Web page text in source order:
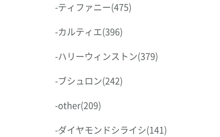
-ティファニー(475)
-カルティエ(396)
-ハリーウィンストン(379)
-ブシュロン(242)
-other(209)
-ダイヤモンドシライシ(141)